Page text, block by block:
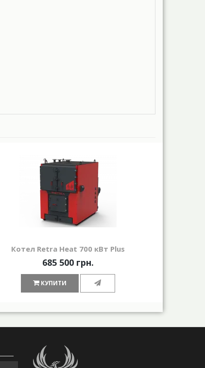
Котел Retra Heat 700 кВт Plus
685 500 грн.
КУПИТИ